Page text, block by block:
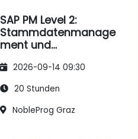
SAP PM Level 2:
Stammdatenmanage
ment und
2026-09-14 09:30
20 Stunden
NobleProg Graz